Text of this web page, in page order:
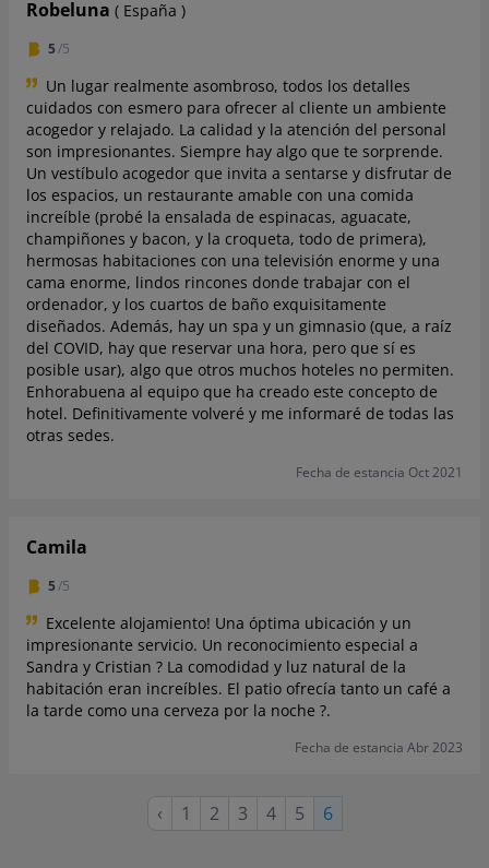
Robeluna ( España )
5/5
Un lugar realmente asombroso, todos los detalles
cuidados con esmero para ofrecer al cliente un ambiente
acogedor y relajado. La calidad y la atención del personal
son impresionantes. Siempre hay algo que te sorprende.
Un vestíbulo acogedor que invita a sentarse y disfrutar de
los espacios, un restaurante amable con una comida
increíble (probé la ensalada de espinacas, aguacate,
champiñones y bacon, y la croqueta, todo de primera),
hermosas habitaciones con una televisión enorme y una
cama enorme, lindos rincones donde trabajar con el
ordenador, y los cuartos de baño exquisitamente
diseñados. Además, hay un spa y un gimnasio (que, a raíz
del COVID, hay que reservar una hora, pero que sí es
posible usar), algo que otros muchos hoteles no permiten.
Enhorabuena al equipo que ha creado este concepto de
hotel. Definitivamente volveré y me informaré de todas las
otras sedes.
Fecha de estancia Oct 2021
Camila
5/5
Excelente alojamiento! Una óptima ubicación y un
impresionante servicio. Un reconocimiento especial a
Sandra y Cristian ? La comodidad y luz natural de la
habitación eran increíbles. El patio ofrecía tanto un café a
la tarde como una cerveza por la noche ?.
Fecha de estancia Abr 2023
Página
‹ Página
1 Página
2 Página
3 Página
4 Página
5
Página
6